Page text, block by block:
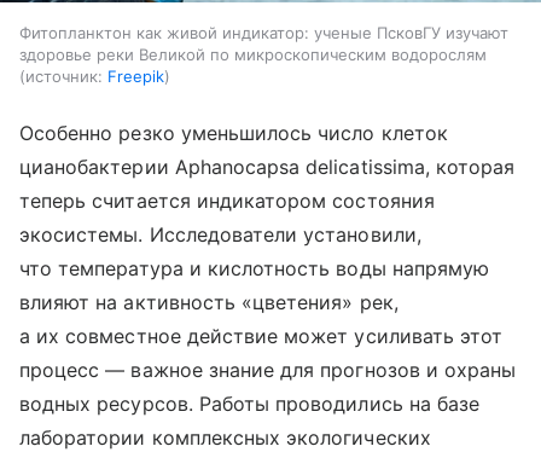
Фитопланктон как живой индикатор: ученые ПсковГУ изучают
здоровье реки Великой по микроскопическим водорослям
источник: Freepik
Особенно резко уменьшилось число клеток
цианобактерии Aphanocapsa delicatissima, которая
теперь считается индикатором состояния
экосистемы. Исследователи установили,
что температура и кислотность воды напрямую
влияют на активность «цветения» рек,
а их совместное действие может усиливать этот
процесс — важное знание для прогнозов и охраны
водных ресурсов. Работы проводились на базе
лаборатории комплексных экологических